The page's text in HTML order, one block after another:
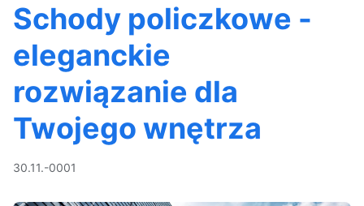
Schody policzkowe -
eleganckie
rozwiązanie dla
Twojego wnętrza
30.11.-0001